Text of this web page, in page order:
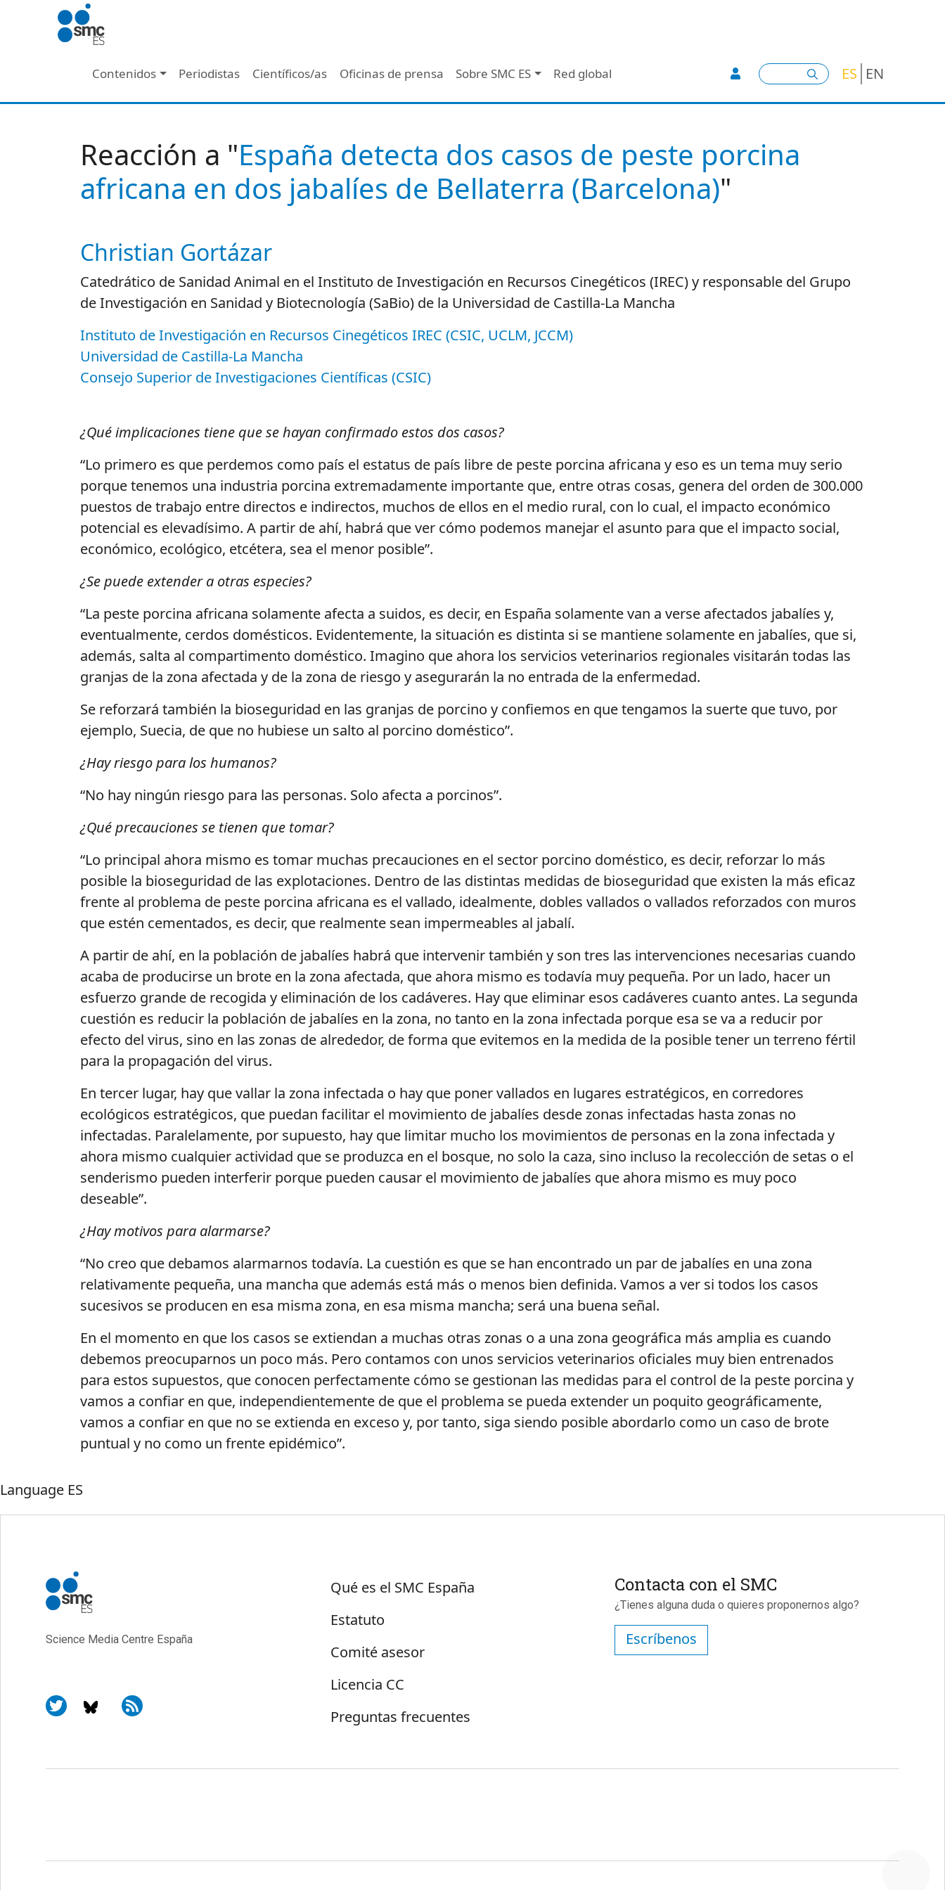
Pasar al contenido principal
Navegación principal - Header
Contenidos Periodistas Científicos/as Oficinas de prensa Sobre SMC ES Red global User account menu
Buscar ES EN
Reacción a "España detecta dos casos de peste porcina
africana en dos jabalíes de Bellaterra (Barcelona)"
Autor/es reacciones
Christian Gortázar
Catedrático de Sanidad Animal en el Instituto de Investigación en Recursos Cinegéticos (IREC) y responsable del Grupo
de Investigación en Sanidad y Biotecnología (SaBio) de la Universidad de Castilla-La Mancha
Instituto de Investigación en Recursos Cinegéticos IREC (CSIC, UCLM, JCCM)
Universidad de Castilla-La Mancha
Consejo Superior de Investigaciones Científicas (CSIC)
¿Qué implicaciones tiene que se hayan confirmado estos dos casos?
“Lo primero es que perdemos como país el estatus de país libre de peste porcina africana y eso es un tema muy serio
porque tenemos una industria porcina extremadamente importante que, entre otras cosas, genera del orden de 300.000
puestos de trabajo entre directos e indirectos, muchos de ellos en el medio rural, con lo cual, el impacto económico
potencial es elevadísimo. A partir de ahí, habrá que ver cómo podemos manejar el asunto para que el impacto social,
económico, ecológico, etcétera, sea el menor posible”.
¿Se puede extender a otras especies?
“La peste porcina africana solamente afecta a suidos, es decir, en España solamente van a verse afectados jabalíes y,
eventualmente, cerdos domésticos. Evidentemente, la situación es distinta si se mantiene solamente en jabalíes, que si,
además, salta al compartimento doméstico. Imagino que ahora los servicios veterinarios regionales visitarán todas las
granjas de la zona afectada y de la zona de riesgo y asegurarán la no entrada de la enfermedad.
Se reforzará también la bioseguridad en las granjas de porcino y confiemos en que tengamos la suerte que tuvo, por
ejemplo, Suecia, de que no hubiese un salto al porcino doméstico”.
¿Hay riesgo para los humanos?
“No hay ningún riesgo para las personas. Solo afecta a porcinos”.
¿Qué precauciones se tienen que tomar?
“Lo principal ahora mismo es tomar muchas precauciones en el sector porcino doméstico, es decir, reforzar lo más
posible la bioseguridad de las explotaciones. Dentro de las distintas medidas de bioseguridad que existen la más eficaz
frente al problema de peste porcina africana es el vallado, idealmente, dobles vallados o vallados reforzados con muros
que estén cementados, es decir, que realmente sean impermeables al jabalí.
A partir de ahí, en la población de jabalíes habrá que intervenir también y son tres las intervenciones necesarias cuando
acaba de producirse un brote en la zona afectada, que ahora mismo es todavía muy pequeña. Por un lado, hacer un
esfuerzo grande de recogida y eliminación de los cadáveres. Hay que eliminar esos cadáveres cuanto antes. La segunda
cuestión es reducir la población de jabalíes en la zona, no tanto en la zona infectada porque esa se va a reducir por
efecto del virus, sino en las zonas de alrededor, de forma que evitemos en la medida de la posible tener un terreno fértil
para la propagación del virus.
En tercer lugar, hay que vallar la zona infectada o hay que poner vallados en lugares estratégicos, en corredores
ecológicos estratégicos, que puedan facilitar el movimiento de jabalíes desde zonas infectadas hasta zonas no
infectadas. Paralelamente, por supuesto, hay que limitar mucho los movimientos de personas en la zona infectada y
ahora mismo cualquier actividad que se produzca en el bosque, no solo la caza, sino incluso la recolección de setas o el
senderismo pueden interferir porque pueden causar el movimiento de jabalíes que ahora mismo es muy poco
deseable”.
¿Hay motivos para alarmarse?
“No creo que debamos alarmarnos todavía. La cuestión es que se han encontrado un par de jabalíes en una zona
relativamente pequeña, una mancha que además está más o menos bien definida. Vamos a ver si todos los casos
sucesivos se producen en esa misma zona, en esa misma mancha; será una buena señal.
En el momento en que los casos se extiendan a muchas otras zonas o a una zona geográfica más amplia es cuando
debemos preocuparnos un poco más. Pero contamos con unos servicios veterinarios oficiales muy bien entrenados
para estos supuestos, que conocen perfectamente cómo se gestionan las medidas para el control de la peste porcina y
vamos a confiar en que, independientemente de que el problema se pueda extender un poquito geográficamente,
vamos a confiar en que no se extienda en exceso y, por tanto, siga siendo posible abordarlo como un caso de brote
puntual y no como un frente epidémico”.
Language ES
Science Media Centre España
Sobre SMC España
Qué es el SMC España
Estatuto
Comité asesor
Licencia CC
Preguntas frecuentes
Contacta con el SMC
¿Tienes alguna duda o quieres proponernos algo?
Escríbenos